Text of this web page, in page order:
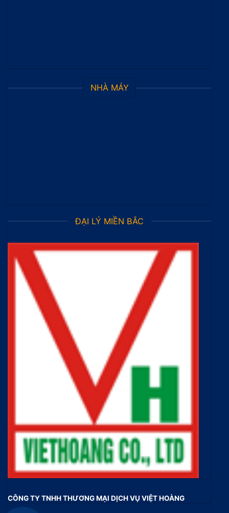
NHÀ MÁY
ĐẠI LÝ MIỀN BẮC
CÔNG TY TNHH THƯƠNG MẠI DỊCH VỤ VIỆT HOÀNG